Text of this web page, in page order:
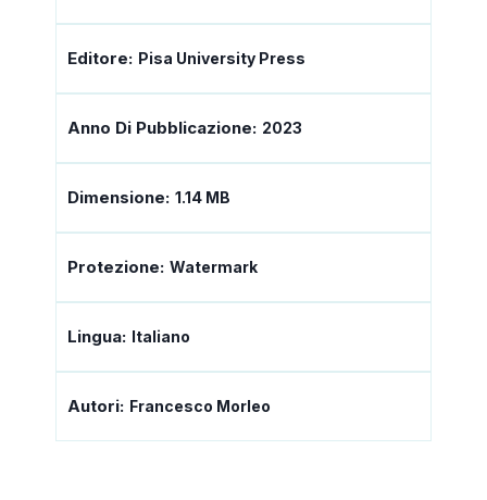
Editore: Pisa University Press
Anno Di Pubblicazione: 2023
Dimensione: 1.14 MB
Protezione: Watermark
Lingua: Italiano
Autori: Francesco Morleo